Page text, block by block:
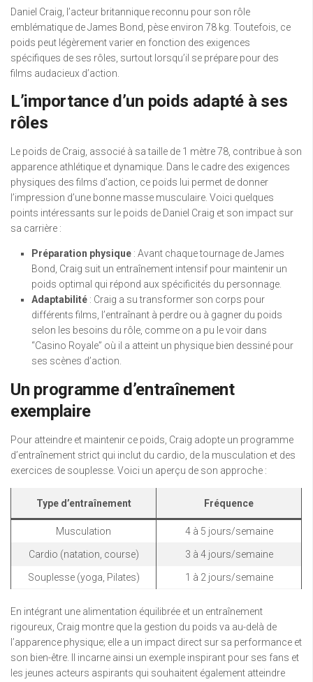
Daniel Craig, l’acteur britannique reconnu pour son rôle
emblématique de James Bond, pèse environ 78 kg. Toutefois, ce
poids peut légèrement varier en fonction des exigences
spécifiques de ses rôles, surtout lorsqu’il se prépare pour des
films audacieux d’action.
L’importance d’un poids adapté à ses
rôles
Le poids de Craig, associé à sa taille de 1 mètre 78, contribue à son
apparence athlétique et dynamique. Dans le cadre des exigences
physiques des films d’action, ce poids lui permet de donner
l’impression d’une bonne masse musculaire. Voici quelques
points intéressants sur le poids de Daniel Craig et son impact sur
sa carrière :
Préparation physique : Avant chaque tournage de James
Bond, Craig suit un entraînement intensif pour maintenir un
poids optimal qui répond aux spécificités du personnage.
Adaptabilité : Craig a su transformer son corps pour
différents films, l’entraînant à perdre ou à gagner du poids
selon les besoins du rôle, comme on a pu le voir dans
“Casino Royale” où il a atteint un physique bien dessiné pour
ses scènes d’action.
Un programme d’entraînement
exemplaire
Pour atteindre et maintenir ce poids, Craig adopte un programme
d’entraînement strict qui inclut du cardio, de la musculation et des
exercices de souplesse. Voici un aperçu de son approche :
Type d’entraînement Fréquence
Musculation 4 à 5 jours/semaine
Cardio (natation, course) 3 à 4 jours/semaine
Souplesse (yoga, Pilates) 1 à 2 jours/semaine
En intégrant une alimentation équilibrée et un entraînement
rigoureux, Craig montre que la gestion du poids va au-delà de
l’apparence physique; elle a un impact direct sur sa performance et
son bien-être. Il incarne ainsi un exemple inspirant pour ses fans et
les jeunes acteurs aspirants qui souhaitent également atteindre